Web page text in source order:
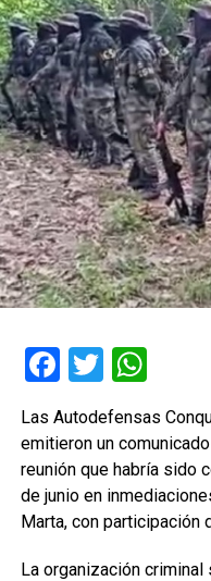
Facebook
Twitter
Las Autodefensas
emitieron un
reunión que habría sido
de junio en
Marta, con participación
La organización